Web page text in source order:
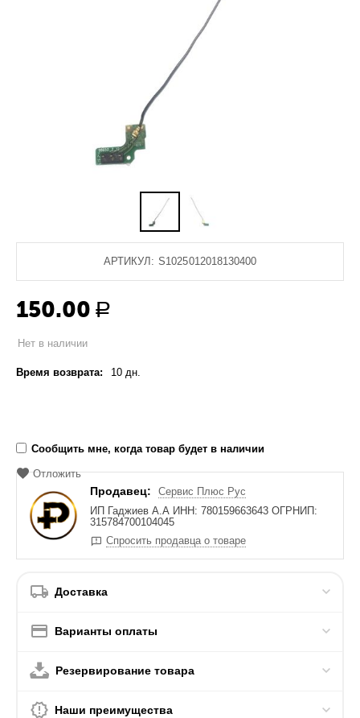
АРТИКУЛ: S1025012018130400
150.00 Р
Нет в наличии
Время возврата: 10 дн.
Сообщить мне, когда товар будет в наличии
Отложить
Продавец:
Сервис Плюс Рус
ИП Гаджиев А.А ИНН: 780159663643 ОГРНИП:
315784700104045
Спросить продавца о товаре
Доставка
Варианты оплаты
Резервирование товара
Наши преимущества